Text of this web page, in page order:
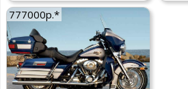
777000р.*